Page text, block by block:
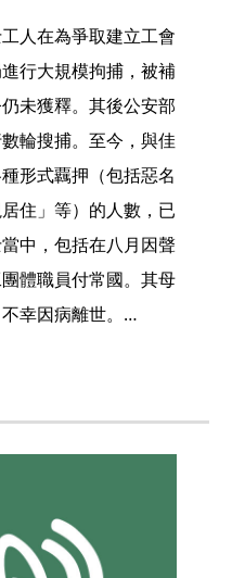
人在為爭取建立工會
行大規模拘捕，被補
未獲釋。其後公安部
輪搜捕。至今，與佳
形式覊押（包括惡名
住」等）的人數，已
中，包括在八月因聲
體職員付常國。其母
幸因病離世。…